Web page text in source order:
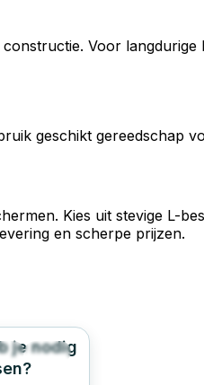
Voor langdurige
geschikt gereedschap
Kies uit stevige L-
en scherpe prijzen.
4.8
je nodig